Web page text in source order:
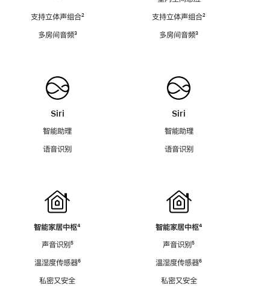
支持立体声组合脚
²
多房间音频脚
³
Siri
智能助理
语音识别
智能家居中枢脚
⁴
声音识别脚
⁵
温湿度传感器脚
⁶
私密又安全
支持立体声组合脚
²
多房间音频脚
³
Siri
智能助理
语音识别
智能家居中枢脚
⁴
声音识别脚
⁵
温湿度传感器脚
⁶
私密又安全